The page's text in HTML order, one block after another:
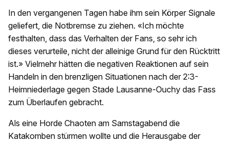
In den vergangenen Tagen habe ihm sein Körper Signale
geliefert, die Notbremse zu ziehen. «Ich möchte
festhalten, dass das Verhalten der Fans, so sehr ich
dieses verurteile, nicht der alleinige Grund für den Rücktritt
ist.» Vielmehr hätten die negativen Reaktionen auf sein
Handeln in den brenzligen Situationen nach der 2:3-
Heimniederlage gegen Stade Lausanne-Ouchy das Fass
zum Überlaufen gebracht.
Als eine Horde Chaoten am Samstagabend die
Katakomben stürmen wollte und die Herausgabe der